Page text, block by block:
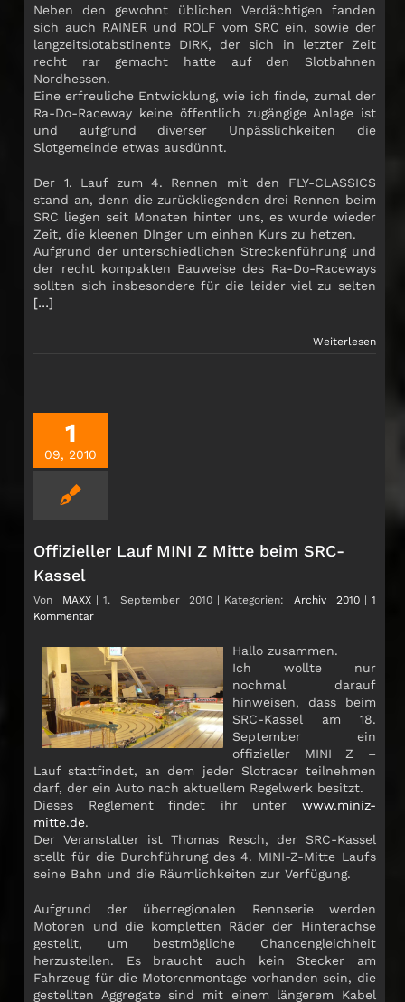
Neben den gewohnt üblichen Verdächtigen fanden
sich auch RAINER und ROLF vom SRC ein, sowie der
langzeitslotabstinente DIRK, der sich in letzter Zeit
recht rar gemacht hatte auf den Slotbahnen
Nordhessen.
Eine erfreuliche Entwicklung, wie ich finde, zumal der
Ra-Do-Raceway keine öffentlich zugängige Anlage ist
und aufgrund diverser Unpässlichkeiten die
Slotgemeinde etwas ausdünnt.
Der 1. Lauf zum 4. Rennen mit den FLY-CLASSICS
stand an, denn die zurückliegenden drei Rennen beim
SRC liegen seit Monaten hinter uns, es wurde wieder
Zeit, die kleenen DInger um einhen Kurs zu hetzen.
Aufgrund der unterschiedlichen Streckenführung und
der recht kompakten Bauweise des Ra-Do-Raceways
sollten sich insbesondere für die leider viel zu selten
[…]
Weiterlesen
1
09, 2010
Offizieller Lauf MINI Z Mitte beim SRC-
Kassel
Von MAXX | 1. September 2010 | Kategorien: Archiv 2010 | 1
Kommentar
Hallo zusammen.
Ich wollte nur
nochmal darauf
hinweisen, dass beim
SRC-Kassel am 18.
September ein
offizieller MINI Z –
Lauf stattfindet, an dem jeder Slotracer teilnehmen
darf, der ein Auto nach aktuellem Regelwerk besitzt.
Dieses Reglement findet ihr unter www.miniz-
mitte.de.
Der Veranstalter ist Thomas Resch, der SRC-Kassel
stellt für die Durchführung des 4. MINI-Z-Mitte Laufs
seine Bahn und die Räumlichkeiten zur Verfügung.
Aufgrund der überregionalen Rennserie werden
Motoren und die kompletten Räder der Hinterachse
gestellt, um bestmögliche Chancengleichheit
herzustellen. Es braucht auch kein Stecker am
Fahrzeug für die Motorenmontage vorhanden sein, die
gestellten Aggregate sind mit einem längerem Kabel